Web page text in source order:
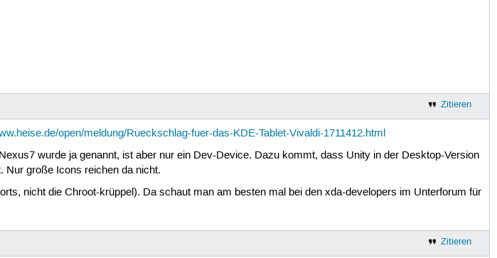
Zitieren
open/meldung/Rueckschlag-fuer-das-KDE-Tablet-Vivaldi-1711412.html
wurde ja genannt, ist aber nur ein Dev-Device. Dazu kommt, dass Unity in der Desktop-Version
Nur große Icons reichen da nicht.
nicht die Chroot-krüppel). Da schaut man am besten mal bei den xda-developers im Unterforum für
Zitieren